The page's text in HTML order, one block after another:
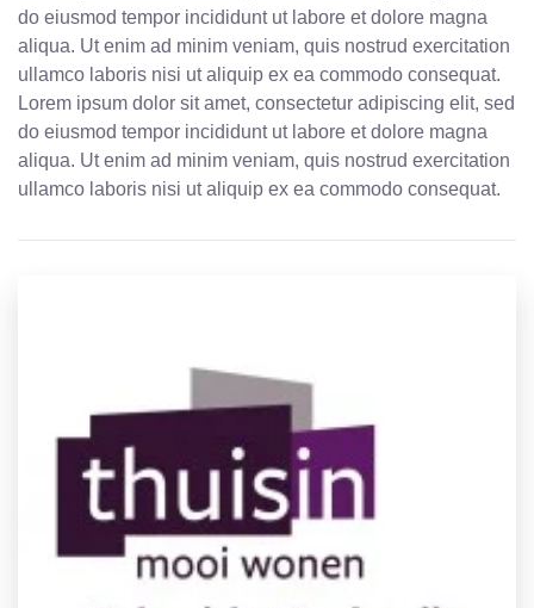
do eiusmod tempor incididunt ut labore et dolore magna
aliqua. Ut enim ad minim veniam, quis nostrud exercitation
ullamco laboris nisi ut aliquip ex ea commodo consequat.
Lorem ipsum dolor sit amet, consectetur adipiscing elit, sed
do eiusmod tempor incididunt ut labore et dolore magna
aliqua. Ut enim ad minim veniam, quis nostrud exercitation
ullamco laboris nisi ut aliquip ex ea commodo consequat.